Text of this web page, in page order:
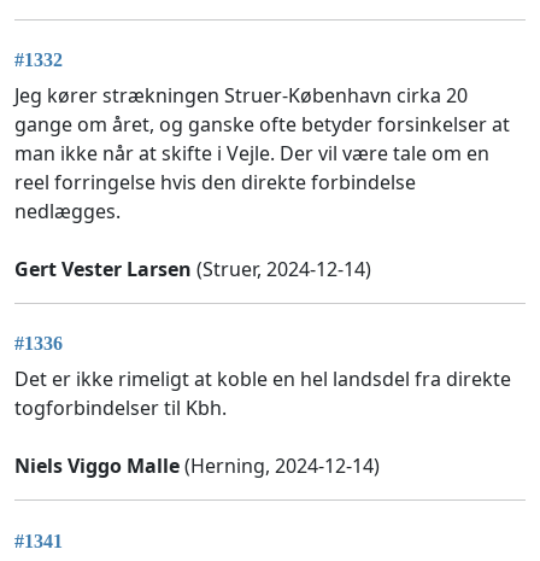
#1332
Jeg kører strækningen Struer-København cirka 20
gange om året, og ganske ofte betyder forsinkelser at
man ikke når at skifte i Vejle. Der vil være tale om en
reel forringelse hvis den direkte forbindelse
nedlægges.
Gert Vester Larsen (Struer, 2024-12-14)
#1336
Det er ikke rimeligt at koble en hel landsdel fra direkte
togforbindelser til Kbh.
Niels Viggo Malle(Herning, 2024-12-14)
#1341